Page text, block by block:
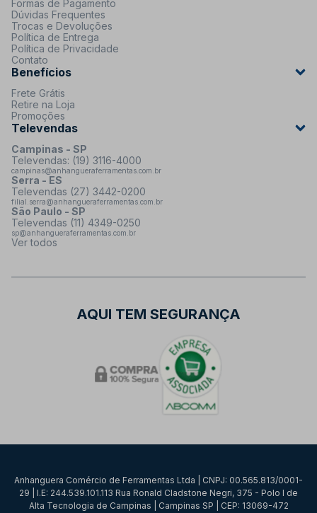
Formas de Pagamento
Dúvidas Frequentes
Trocas e Devoluções
Política de Entrega
Política de Privacidade
Contato
Benefícios
Frete Grátis
Retire na Loja
Promoções
Televendas
Campinas - SP
Televendas: (19) 3116-4000
campinas@anhangueraferramentas.com.br
Serra - ES
Televendas (27) 3442-0200
filial.serra@anhangueraferramentas.com.br
São Paulo - SP
Televendas (11) 4349-0250
sp@anhangueraferramentas.com.br
Ver todos
AQUI TEM SEGURANÇA
Anhanguera Comércio de Ferramentas Ltda | CNPJ: 00.565.813/0001-
29 | I.E: 244.539.101.113 Rua Ronald Cladstone Negri, 375 - Polo I de
Alta Tecnologia de Campinas | Campinas SP | CEP: 13069-472